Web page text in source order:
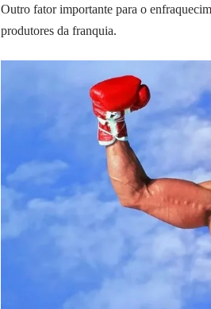
Outro fator importante para o
produtores da franquia.